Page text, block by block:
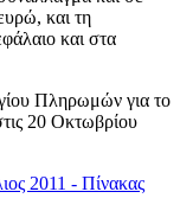
και τη
και στα
Πληρωμών για το
20 Οκτωβρίου
2011 - Πίνακας